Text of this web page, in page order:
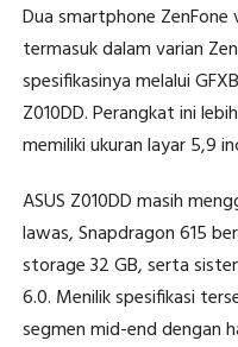
Dua smartphone
termasuk dalam varian
spesifikasinya melalui
Z010DD. Perangkat ini
memiliki ukuran layar 5,9
ASUS Z010DD masih
lawas, Snapdragon 615
storage 32 GB, serta
6.0. Menilik spesifikasi
segmen mid-end dengan